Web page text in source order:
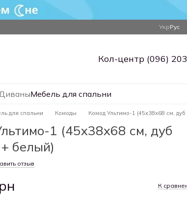
УкрРус
Кол-центр (096)
Мебель для спальни
для спальни Комоды Комод Ультимо-1 (45х38х68 см,
1 (45х38х68 см, дуб
белый)
отзыв
К